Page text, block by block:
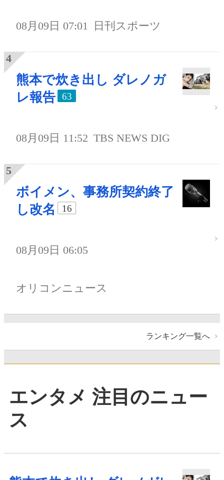
08月09日 07:01 日刊スポーツ
熊本で炊き出し ダレノガ
レ報告
63
08月09日 11:52 TBS NEWS DIG
ボイメン、事務所契約終了
し改名
16
08月09日 06:05
オリコンニュース
ランキング一覧へ
エンタメ 注目のニュー
ス